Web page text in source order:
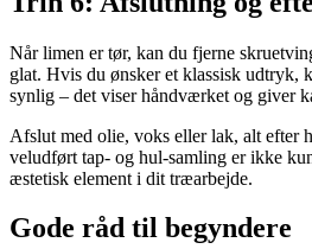
Når limen er tør, kan du fjerne
glat. Hvis du ønsker et klassisk udtryk,
synlig – det viser håndværket og giver
Afslut med olie, voks eller lak, alt efter
veludført tap- og hul-samling er ikke
æstetisk element i dit træarbejde.
Gode råd til begyndere